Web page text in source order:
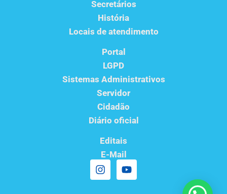
Secretários
História
Locais de atendimento
Portal
LGPD
Sistemas Administrativos
Servidor
Cidadão
Diário oficial
Editais
E-Mail